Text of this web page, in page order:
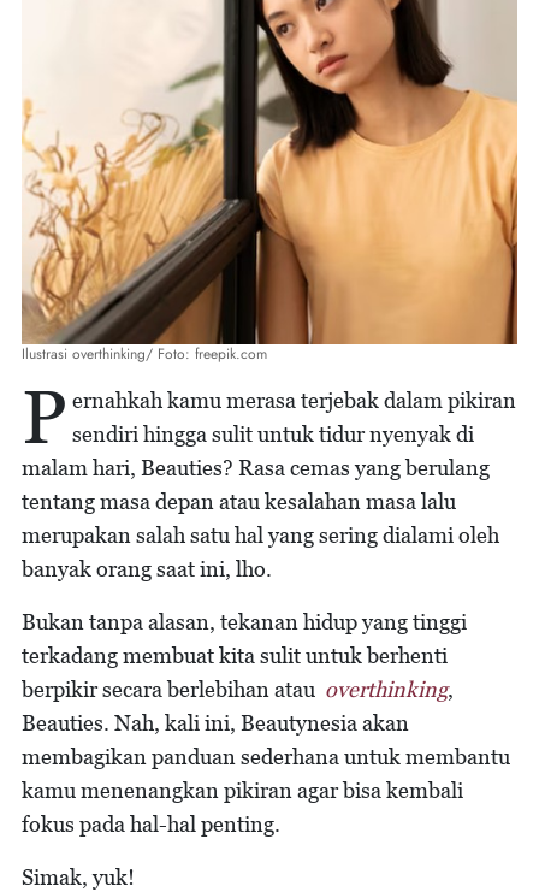
Ilustrasi overthinking/ Foto: freepik.com
P ernahkah kamu merasa terjebak dalam pikiran
sendiri hingga sulit untuk tidur nyenyak di
malam hari, Beauties? Rasa cemas yang berulang
tentang masa depan atau kesalahan masa lalu
merupakan salah satu hal yang sering dialami oleh
banyak orang saat ini, lho.
Bukan tanpa alasan, tekanan hidup yang tinggi
terkadang membuat kita sulit untuk berhenti
berpikir secara berlebihan atau overthinking,
Beauties. Nah, kali ini, Beautynesia akan
membagikan panduan sederhana untuk membantu
kamu menenangkan pikiran agar bisa kembali
fokus pada hal-hal penting.
Simak, yuk!